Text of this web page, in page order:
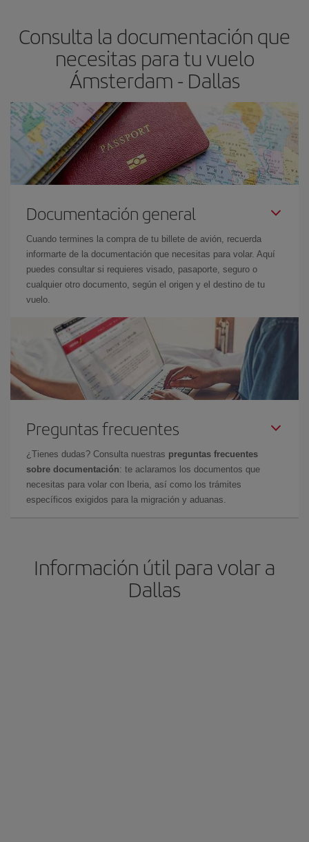
Consulta la documentación que
necesitas para tu vuelo
Ámsterdam - Dallas
Documentación general
Cuando termines la compra de tu billete de avión, recuerda
informarte de la documentación que necesitas para volar. Aquí
puedes consultar si requieres visado, pasaporte, seguro o
cualquier otro documento, según el origen y el destino de tu
vuelo.
Preguntas frecuentes
¿Tienes dudas? Consulta nuestras preguntas frecuentes
sobre documentación: te aclaramos los documentos que
necesitas para volar con Iberia, así como los trámites
específicos exigidos para la migración y aduanas.
Información útil para volar a
Dallas